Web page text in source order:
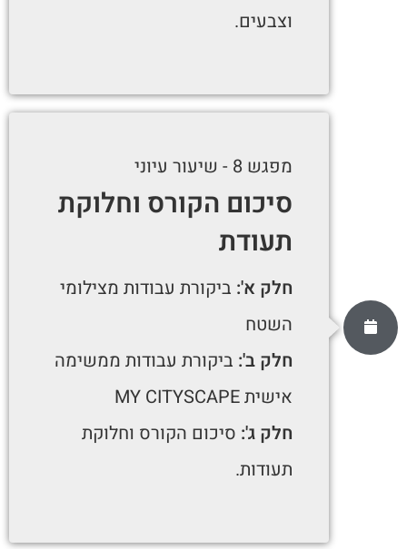
וצבעים.
מפגש 8 - שיעור עיוני
סיכום הקורס וחלוקת
תעודת
חלק א': ביקורת עבודות מצילומי
השטח
חלק ב': ביקורת עבודות ממשימה
אישית MY CITYSCAPE
חלק ג': סיכום הקורס וחלוקת
תעודות.